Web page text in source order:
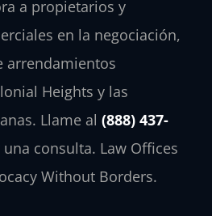
a propietarios y
en la negociación,
arrendamientos
Heights y las
Llame al (888) 437-
consulta. Law Offices
Without Borders.